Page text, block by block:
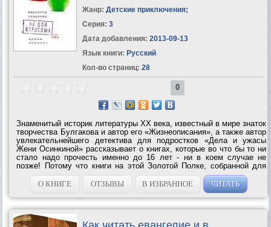
Жанр: Детские приключения;
Серия: 3
Дата добавления: 2013-09-13
Язык книги: Русский
Кол-во страниц: 28
0
Знаменитый историк литературы ХХ века, известный в мире знаток
творчества Булгакова и автор его «Жизнеописания», а также автор
увлекательнейшего детектива для подростков «Дела и ужасы
Жени Осинкиной» рассказывает о книгах, которые во что бы то ни
стало надо прочесть именно до 16 лет - ни в коем случае не
позже! Потому что книги на этой Золотой Полке, собранной для
вас Мариэттой Чудаковой, так хитро написаны, что если вы
опоздаете и...
О КНИГЕ ОТЗЫВЫ В ИЗБРАННОЕ ЧИТАТЬ